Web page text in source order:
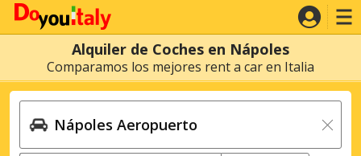
Alquiler de Coches en Nápoles
Comparamos los mejores rent a car en Italia